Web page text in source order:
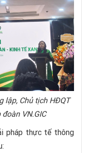
lập, Chủ tịch HĐQT
VN.GIC
pháp thực tế thông